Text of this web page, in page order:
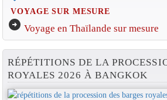
VOYAGE SUR MESURE
arrow_circle_right Voyage en Thaïlande sur mesure
RÉPÉTITIONS DE LA
ROYALES 2026 À BANGKOK